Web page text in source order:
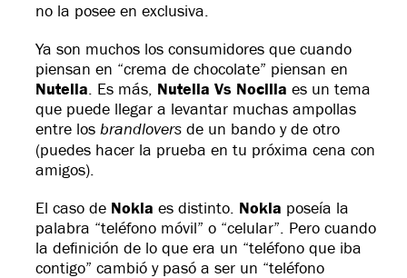
no la posee en exclusiva.
Ya son muchos los consumidores que cuando
piensan en “crema de chocolate” piensan en
Nutella . Es más, Nutella Vs Nocilla es un tema
que puede llegar a levantar muchas ampollas
entre los brandlovers de un bando y de otro
(puedes hacer la prueba en tu próxima cena con
amigos).
El caso de Nokia es distinto. Nokia poseía la
palabra “teléfono móvil” o “celular”. Pero cuando
la definición de lo que era un “teléfono que iba
contigo” cambió y pasó a ser un “teléfono